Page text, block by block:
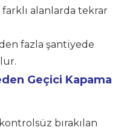
alanlarda tekrar
fazla şantiyede
Geçici Kapama
bırakılan